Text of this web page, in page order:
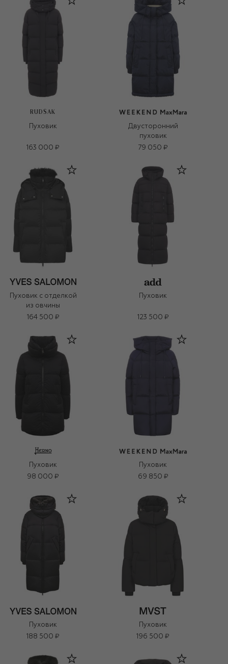
RUDSAK
Пуховик
163 000 ₽
Двусторонний
пуховик
79 050 ₽
Пуховик с отделкой
из овчины
164 500 ₽
Пуховик
123 500 ₽
Пуховик
98 000 ₽
Пуховик
69 850 ₽
Пуховик
188 500 ₽
Пуховик
196 500 ₽